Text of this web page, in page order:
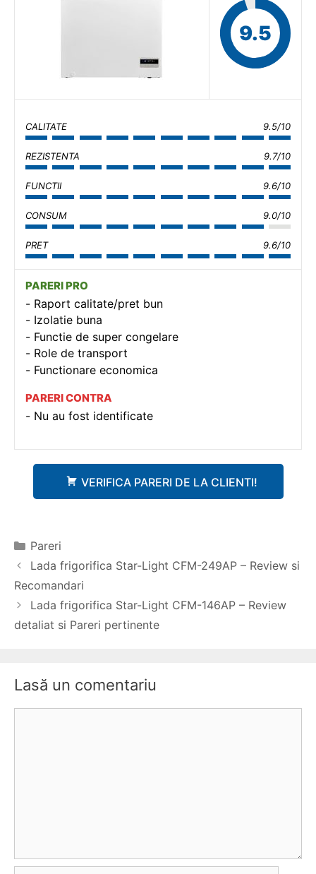
9.5
CALITATE 9.5/10
REZISTENTA 9.7/10
FUNCTII 9.6/10
CONSUM 9.0/10
PRET 9.6/10
PARERI PRO
Raport calitate/pret bun
Izolatie buna
Functie de super congelare
Role de transport
Functionare economica
PARERI CONTRA
Nu au fost identificate
VERIFICA PARERI DE LA CLIENTI!
Categorii
Pareri
Navigare
în
Lada frigorifica Star-Light CFM-249AP – Review si
Recomandari
Lada frigorifica Star-Light CFM-146AP – Review
detaliat si Pareri pertinente
Lasă un comentariu